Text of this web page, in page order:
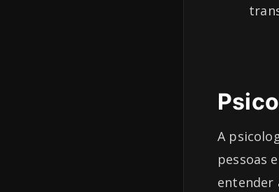
A
pessoas
entender